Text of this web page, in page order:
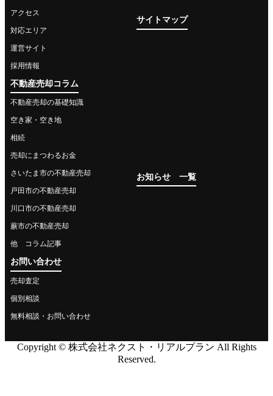
アクセス
対応エリア
運営サイト
採用情報
不動産売却コラム
不動産売却の基礎知識
空き家・空き地
相続
売却にまつわるお金
さいたま市の不動産売却
戸田市の不動産売却
川口市の不動産売却
蕨市の不動産売却
他 コラム記事
お問い合わせ
売却査定
個別相談
無料相談・お問い合わせ
サイトマップ
お知らせ 一覧
Copyright © 株式会社ネクスト・リアルプラン All Rights
Reserved.